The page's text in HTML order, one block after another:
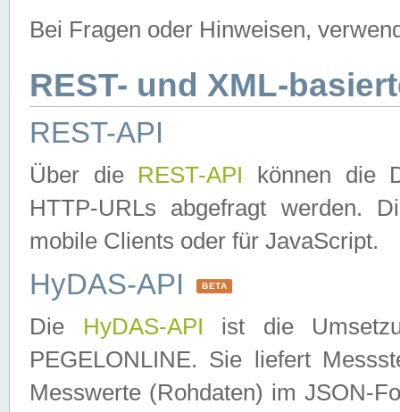
Bei Fragen oder Hinweisen,
REST- und XML-
REST-API
Über die REST-API können die
HTTP-URLs abgefragt werden.
mobile Clients oder für JavaScript.
HyDAS-API BETA
Die HyDAS-API ist die
PEGELONLINE. Sie liefert
Messwerte (Rohdaten) im JSON-